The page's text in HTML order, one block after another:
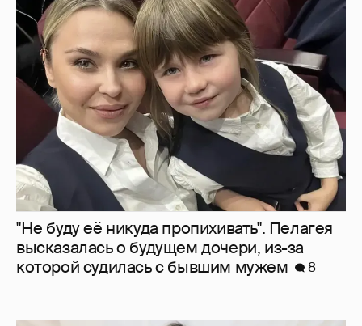
"Не буду её никуда пропихивать". Пелагея
высказалась о будущем дочери, из-за
которой судилась с бывшим мужем
8